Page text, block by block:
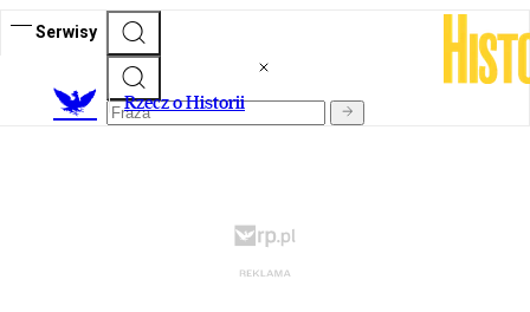
Serwisy
Rzecz o Historii